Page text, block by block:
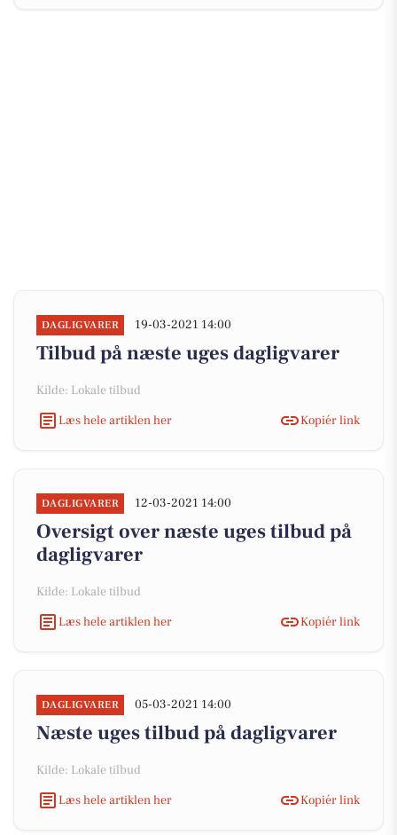
DAGLIGVARER 19-03-2021 14:00
Tilbud på næste uges dagligvarer
Kilde: Lokale tilbud
Læs hele artiklen her
Kopiér link
DAGLIGVARER 12-03-2021 14:00
Oversigt over næste uges tilbud på
dagligvarer
Kilde: Lokale tilbud
Læs hele artiklen her
Kopiér link
DAGLIGVARER 05-03-2021 14:00
Næste uges tilbud på dagligvarer
Kilde: Lokale tilbud
Læs hele artiklen her
Kopiér link